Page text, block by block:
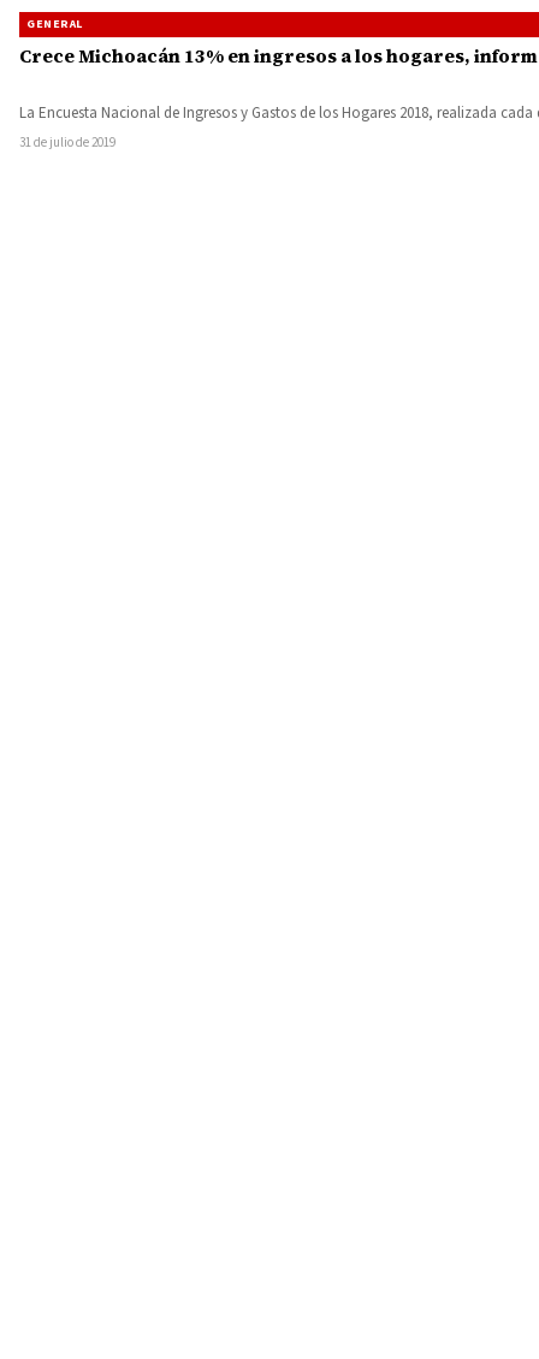
GENERAL
Crece Michoacán 13% en ingresos a los hogares,
La Encuesta Nacional de Ingresos y Gastos de los Hogares 2018, realizada
31 de julio de 2019